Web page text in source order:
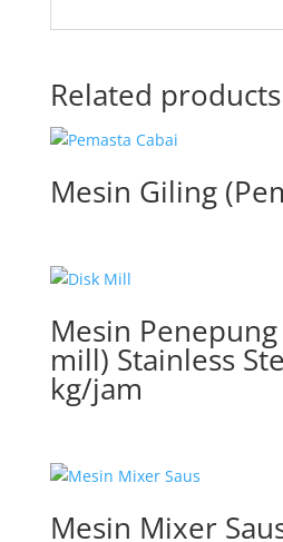
Related products
Mesin Giling
Mesin
mill) Stainless
kg/jam
Mesin Mixer